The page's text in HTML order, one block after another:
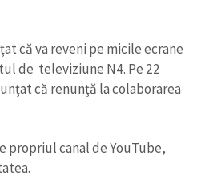
că va reveni pe micile ecrane
de televiziune N4. Pe 22
că renunță la colaborarea
propriul canal de YouTube,